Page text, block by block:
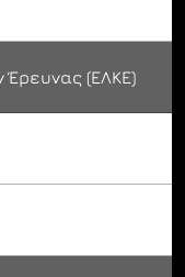
Έρευνας (ΕΛΚΕ)